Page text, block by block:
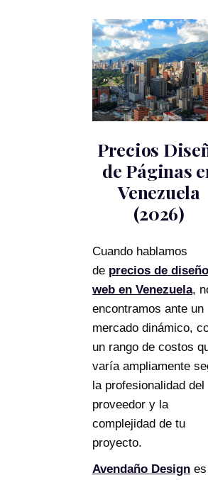
Precios
de Páginas
Venezuela
(2026)
Cuando hablamos
de precios de diseño
web en Venezuela,
encontramos ante un
mercado dinámico,
un rango de costos
varía ampliamente
la profesionalidad del
proveedor y la
complejidad de tu
proyecto.
Avendaño Design es